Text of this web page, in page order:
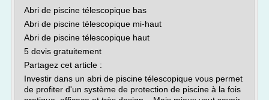
Abri de piscine télescopique bas
Abri de piscine télescopique mi-haut
Abri de piscine télescopique haut
5 devis gratuitement
Partagez cet article :
Investir dans un abri de piscine télescopique vous permet
de profiter d'un système de protection de piscine à la fois